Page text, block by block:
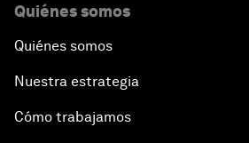
Quiénes somos
Quiénes somos
Nuestra estrategia
Cómo trabajamos